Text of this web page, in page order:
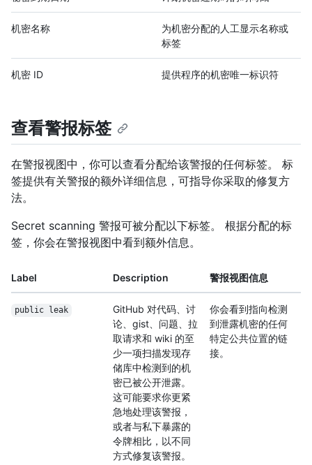
机密名称
为机密分配的人工显示名称或
标签
机密 ID 提供程序的机密唯一标识符
查看警报标签
在警报视图中，你可以查看分配给该警报的任何标签。 标
签提供有关警报的额外详细信息，可指导你采取的修复方
法。
Secret scanning 警报可被分配以下标签。 根据分配的标
签，你会在警报视图中看到额外信息。
Label Description 警报视图信息
public leak
GitHub 对代码、讨
论、gist、问题、拉
取请求和 wiki 的至
少一项扫描发现存
储库中检测到的机
密已被公开泄露。
这可能要求你更紧
急地处理该警报，
或者与私下暴露的
令牌相比，以不同
方式修复该警报。
你会看到指向检测
到泄露机密的任何
特定公共位置的链
接。